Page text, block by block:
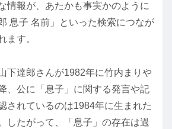
情報が、あたかも事実かのように
息子 名前」といった検索につなが
ます。
下達郎さんが1982年に竹内まりや
、公に「息子」に関する発言や記
されているのは1984年に生まれた
したがって、「息子」の存在は過